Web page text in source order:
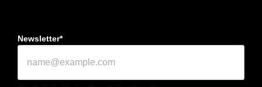
Newsletter*